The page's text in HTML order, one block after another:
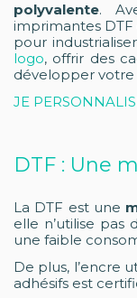
polyvalente.
imprimantes DTF
pour
logo, offrir des
développer
JE
DTF : Une
La DTF est une
elle n’utilise pas
une faible
De plus, l’encre
adhésifs est